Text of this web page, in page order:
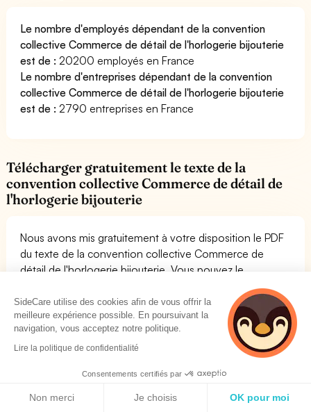
Le nombre d'employés dépendant de la convention
collective Commerce de détail de l'horlogerie bijouterie
est de : 20200 employés en France
Le nombre d'entreprises dépendant de la convention
collective Commerce de détail de l'horlogerie bijouterie
est de : 2790 entreprises en France
Télécharger gratuitement le texte de la
convention collective Commerce de détail de
l'horlogerie bijouterie
Nous avons mis gratuitement à votre disposition le PDF
du texte de la convention collective Commerce de
détail de l'horlogerie bijouterie. Vous pouvez le
l'ensemble des dispositions de la convention collective.
Si vous avez besoin de conseils pour comprendre les
mutuelles compatibles avec la convention collective
Commerce de détail de l'horlogerie bijouterie, vous
de la convention collective IDCC 1487 en suivant le lien
suivant :Voir Légifrance
SideCare utilise des cookies afin de vous offrir la
meilleure expérience possible. En poursuivant la
navigation, vous acceptez notre politique.
Lire la politique de confidentialité
Consentements certifiés par
Non merci Je choisis OK pour moi